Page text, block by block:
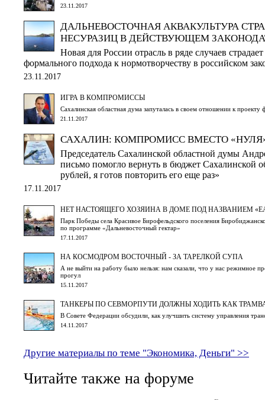
23.11.2017
ДАЛЬНЕВОСТОЧНАЯ АКВАКУЛЬТУРА
НЕСУРАЗИЦ В ДЕЙСТВУЮЩЕМ
Новая для России отрасль в ряде случаев
формального подхода к нормотворчеству в российском
23.11.2017
ИГРА В КОМПРОМИССЫ
Сахалинская областная дума запуталась в своем отношении к проекту
21.11.2017
САХАЛИН: КОМПРОМИСС ВМЕСТО
Председатель Сахалинской областной думы
письмо помогло вернуть в бюджет Сахалинской
рублей, я готов повторить его еще раз»
17.11.2017
НЕТ НАСТОЯЩЕГО ХОЗЯИНА В ДОМЕ ПОД НАЗВАНИЕМ
Парк Победы села Красивое Бирофельдского поселения
по программе «Дальневосточный гектар»
17.11.2017
НА КОСМОДРОМ ВОСТОЧНЫЙ - ЗА ТАРЕЛКОЙ СУПА
А не выйти на работу было нельзя: нам сказали, что у нас режимное
прогул
15.11.2017
ТАНКЕРЫ ПО СЕВМОРПУТИ ДОЛЖНЫ ХОДИТЬ КАК
В Совете Федерации обсудили, как улучшить систему управления
14.11.2017
Другие материалы по теме "Экономика, Деньги" >>
Читайте также на форуме